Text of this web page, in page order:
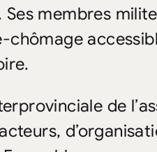
Ses membres
chômage
de